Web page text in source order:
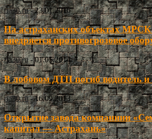
ria30.ru - 23.01.2016
На астраханских объектах
внедряется противогрозовое
ria30.ru - 01.05.2014
В лобовом ДТП погиб водитель и
ria30.ru - 16.09.2013
Открытие завода компаниии
капитал — Астрахань»